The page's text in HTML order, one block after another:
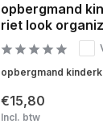
opbergmand
riet look
opbergmand
€15,80
Incl. btw